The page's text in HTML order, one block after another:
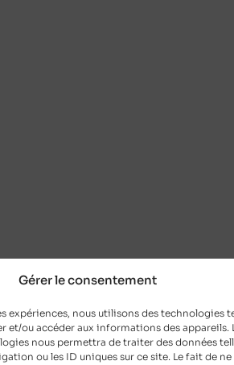
Gérer le consentement
expériences, nous utilisons des technologies
et/ou accéder aux informations des appareils.
nous permettra de traiter des données
ou les ID uniques sur ce site. Le fait de ne